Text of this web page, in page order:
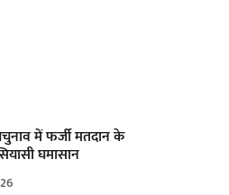
में फर्जी मतदान के
घमासान